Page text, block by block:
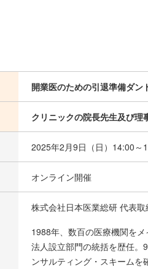
開業医のための引退準備ダン
クリニックの院長先生及び理
2025年2月9日（日） 14:00～
オンライン開催
株式会社日本医業総研 代表
1988年、数百の医療機関を
法人設立部門の統括を歴任。
ンサルティング・スキーム